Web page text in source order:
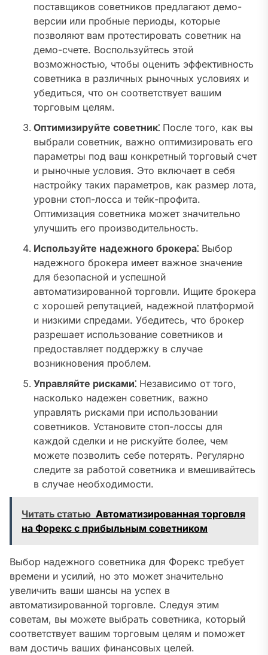
поставщиков советников предлагают демо-
версии или пробные периоды, которые
позволяют вам протестировать советник на
демо-счете. Воспользуйтесь этой
возможностью, чтобы оценить эффективность
советника в различных рыночных условиях и
убедиться, что он соответствует вашим
торговым целям.
Оптимизируйте советник⁚ После того, как вы
выбрали советник, важно оптимизировать его
параметры под ваш конкретный торговый счет
и рыночные условия. Это включает в себя
настройку таких параметров, как размер лота,
уровни стоп-лосса и тейк-профита.
Оптимизация советника может значительно
улучшить его производительность.
Используйте надежного брокера⁚ Выбор
надежного брокера имеет важное значение
для безопасной и успешной
автоматизированной торговли. Ищите брокера
с хорошей репутацией, надежной платформой
и низкими спредами. Убедитесь, что брокер
разрешает использование советников и
предоставляет поддержку в случае
возникновения проблем.
Управляйте рисками⁚ Независимо от того,
насколько надежен советник, важно
управлять рисками при использовании
советников. Установите стоп-лоссы для
каждой сделки и не рискуйте более, чем
можете позволить себе потерять. Регулярно
следите за работой советника и вмешивайтесь
в случае необходимости.
Читать статью Автоматизированная торговля
на Форекс с прибыльным советником
Выбор надежного советника для Форекс требует
времени и усилий, но это может значительно
увеличить ваши шансы на успех в
автоматизированной торговле. Следуя этим
советам, вы можете выбрать советника, который
соответствует вашим торговым целям и поможет
вам достичь ваших финансовых целей.